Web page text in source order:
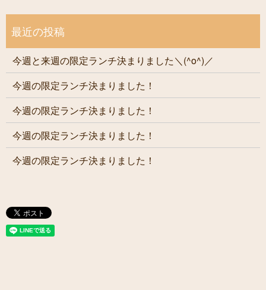
今週と来週の限定ランチ決まりました＼(^o^)／
今週の限定ランチ決まりました！
今週の限定ランチ決まりました！
今週の限定ランチ決まりました！
今週の限定ランチ決まりました！